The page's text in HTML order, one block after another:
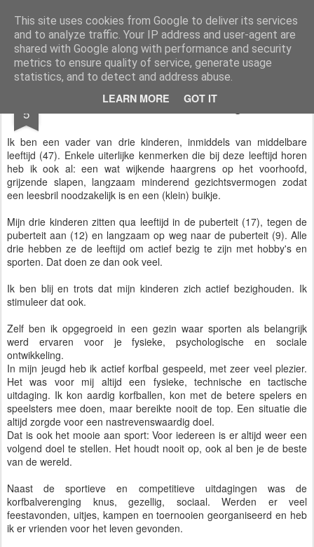
This site uses cookies from Google to deliver its services
and to analyze traffic. Your IP address and user-agent are
shared with Google along with performance and security
metrics to ensure quality of service, generate usage
statistics, and to detect and address abuse.
LEARN MORE GOT IT
Fred Slimmens & Family Over wielrennen, paardrijden, voetbal en mijn kinderen.
5 De start van een blog
Ik ben een vader van drie kinderen, inmiddels van middelbare
leeftijd (47). Enkele uiterlijke kenmerken die bij deze leeftijd horen
heb ik ook al: een wat wijkende haargrens op het voorhoofd,
grijzende slapen, langzaam minderend gezichtsvermogen zodat
een leesbril noodzakelijk is en een (klein) buikje.
Mijn drie kinderen zitten qua leeftijd in de puberteit (17), tegen de
puberteit aan (12) en langzaam op weg naar de puberteit (9). Alle
drie hebben ze de leeftijd om actief bezig te zijn met hobby's en
sporten. Dat doen ze dan ook veel.
Ik ben blij en trots dat mijn kinderen zich actief bezighouden. Ik
stimuleer dat ook.
Zelf ben ik opgegroeid in een gezin waar sporten als belangrijk
werd ervaren voor je fysieke, psychologische en sociale
ontwikkeling.
In mijn jeugd heb ik actief korfbal gespeeld, met zeer veel plezier.
Het was voor mij altijd een fysieke, technische en tactische
uitdaging. Ik kon aardig korfballen, kon met de betere spelers en
speelsters mee doen, maar bereikte nooit de top. Een situatie die
altijd zorgde voor een nastrevenswaardig doel.
Dat is ook het mooie aan sport: Voor iedereen is er altijd weer een
volgend doel te stellen. Het houdt nooit op, ook al ben je de beste
van de wereld.
Naast de sportieve en competitieve uitdagingen was de
korfbalverenging knus, gezellig, sociaal. Werden er veel
feestavonden, uitjes, kampen en toernooien georganiseerd en heb
ik er vrienden voor het leven gevonden.